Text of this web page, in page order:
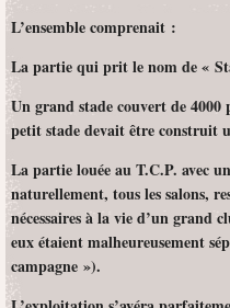
L’ensemble comprenait :
La partie qui prit le nom de «
Un grand stade couvert de 4000
petit stade devait être construit
La partie louée au T.C.P. avec
naturellement, tous les salons,
nécessaires à la vie d’un grand
eux étaient malheureusement
campagne »).